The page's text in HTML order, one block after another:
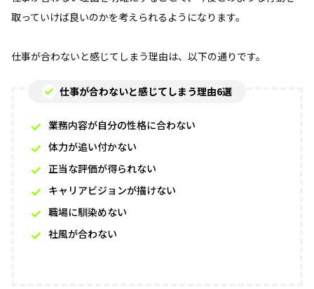
取っていけば良いのかを考えられるようになります。
仕事が合わないと感じてしまう理由は、以下の通りです。
仕事が合わないと感じてしまう理由6選
業務内容が自分の性格に合わない
体力が追い付かない
正当な評価が得られない
キャリアビジョンが描けない
職場に馴染めない
社風が合わない